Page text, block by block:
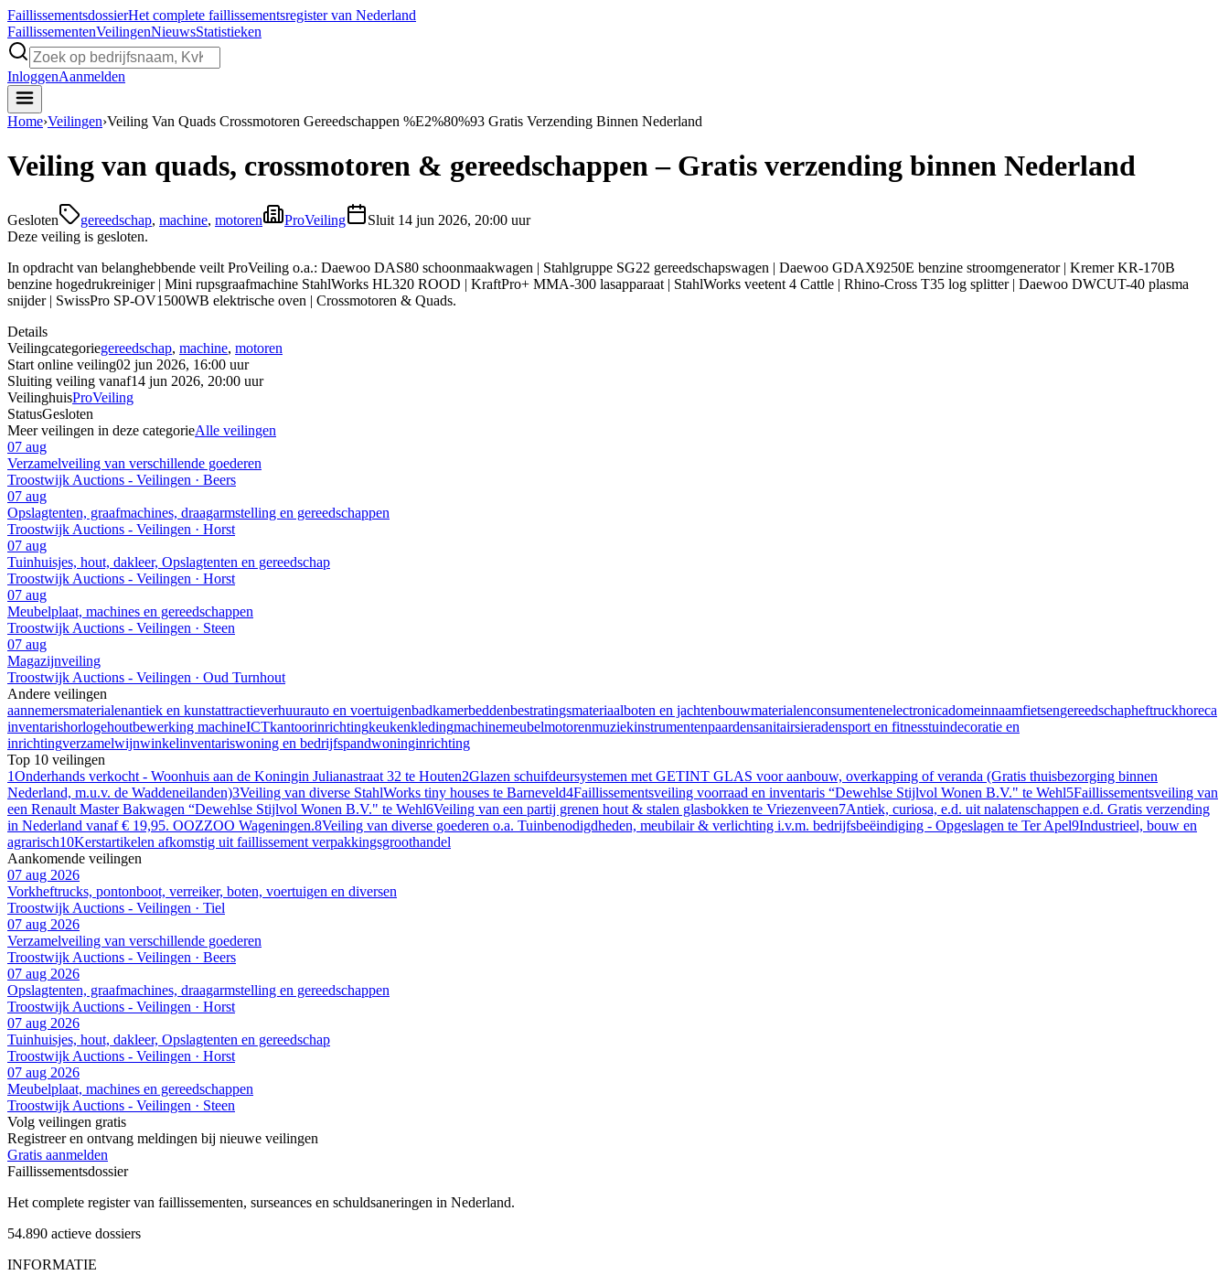
FaillissementsdossierHet complete faillissementsregister van Nederland
FaillissementenVeilingenNieuwsStatistieken
InloggenAanmelden
Home›Veilingen›Veiling Van Quads Crossmotoren Gereedschappen %E2%80%93 Gratis Verzending Binnen Nederland
Veiling van quads, crossmotoren & gereedschappen – Gratis verzending binnen Nederland
Gesloten gereedschap, machine, motoren ProVeiling Sluit 14 jun 2026, 20:00 uur
Deze veiling is gesloten.
In opdracht van belanghebbende veilt ProVeiling o.a.: Daewoo DAS80 schoonmaakwagen | Stahlgruppe SG22 gereedschapswagen | Daewoo GDAX9250E benzine stroomgenerator | Kremer KR-170B
benzine hogedrukreiniger | Mini rupsgraafmachine StahlWorks HL320 ROOD | KraftPro+ MMA-300 lasapparaat | StahlWorks veetent 4 Cattle | Rhino-Cross T35 log splitter | Daewoo DWCUT-40 plasma
snijder | SwissPro SP-OV1500WB elektrische oven | Crossmotoren & Quads.
Details
Veilingcategoriegereedschap, machine, motoren
Start online veiling02 jun 2026, 16:00 uur
Sluiting veiling vanaf14 jun 2026, 20:00 uur
VeilinghuisProVeiling
StatusGesloten
Meer veilingen in deze categorieAlle veilingen
07 aug
Verzamelveiling van verschillende goederen
Troostwijk Auctions - Veilingen · Beers
07 aug
Opslagtenten, graafmachines, draagarmstelling en gereedschappen
Troostwijk Auctions - Veilingen · Horst
07 aug
Tuinhuisjes, hout, dakleer, Opslagtenten en gereedschap
Troostwijk Auctions - Veilingen · Horst
07 aug
Meubelplaat, machines en gereedschappen
Troostwijk Auctions - Veilingen · Steen
07 aug
Magazijnveiling
Troostwijk Auctions - Veilingen · Oud Turnhout
Andere veilingen
aannemersmaterialenantiek en kunstattractieverhuurauto en voertuigenbadkamerbeddenbestratingsmateriaalboten en jachtenbouwmaterialenconsumentenelectronicadomeinnaamfietsengereedschapheftruckhoreca
inventarishorlogehoutbewerking machineICTkantoorinrichtingkeukenkledingmachinemeubelmotorenmuziekinstrumentenpaardensanitairsieradensport en fitnesstuindecoratie en
inrichtingverzamelwijnwinkelinventariswoning en bedrijfspandwoninginrichting
Top 10 veilingen
1Onderhands verkocht - Woonhuis aan de Koningin Julianastraat 32 te Houten2Glazen schuifdeursystemen met GETINT GLAS voor aanbouw, overkapping of veranda (Gratis thuisbezorging binnen
Nederland, m.u.v. de Waddeneilanden)3Veiling van diverse StahlWorks tiny houses te Barneveld4Faillissementsveiling voorraad en inventaris “Dewehlse Stijlvol Wonen B.V." te Wehl5Faillissementsveiling van
een Renault Master Bakwagen “Dewehlse Stijlvol Wonen B.V." te Wehl6Veiling van een partij grenen hout & stalen glasbokken te Vriezenveen7Antiek, curiosa, e.d. uit nalatenschappen e.d. Gratis verzending
in Nederland vanaf € 19,95. OOZZOO Wageningen.8Veiling van diverse goederen o.a. Tuinbenodigdheden, meubilair & verlichting i.v.m. bedrijfsbeëindiging - Opgeslagen te Ter Apel9Industrieel, bouw en
agrarisch10Kerstartikelen afkomstig uit faillissement verpakkingsgroothandel
Aankomende veilingen
07 aug 2026
Vorkheftrucks, pontonboot, verreiker, boten, voertuigen en diversen
Troostwijk Auctions - Veilingen · Tiel
07 aug 2026
Verzamelveiling van verschillende goederen
Troostwijk Auctions - Veilingen · Beers
07 aug 2026
Opslagtenten, graafmachines, draagarmstelling en gereedschappen
Troostwijk Auctions - Veilingen · Horst
07 aug 2026
Tuinhuisjes, hout, dakleer, Opslagtenten en gereedschap
Troostwijk Auctions - Veilingen · Horst
07 aug 2026
Meubelplaat, machines en gereedschappen
Troostwijk Auctions - Veilingen · Steen
Volg veilingen gratis
Registreer en ontvang meldingen bij nieuwe veilingen
Gratis aanmelden
Faillissementsdossier
Het complete register van faillissementen, surseances en schuldsaneringen in Nederland.
54.890 actieve dossiers
INFORMATIE